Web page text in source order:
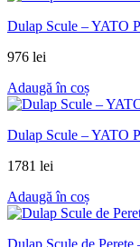
Dulap Scule – YATO
976 lei
Adaugă în coș
Dulap Scule – YATO
1781 lei
Adaugă în coș